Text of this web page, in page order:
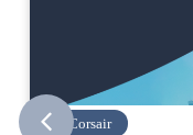
Corsair